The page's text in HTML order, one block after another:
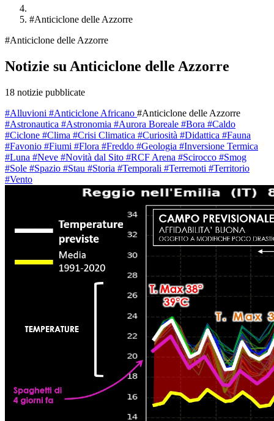
#Anticiclone delle Azzorre
#Anticiclone delle Azzorre
Notizie su Anticiclone delle Azzorre
18 notizie pubblicate
#Alluvioni #Anticiclone Africano #Anticiclone delle Azzorre
#Astronautica #Astronomia #Aurora Boreale #Bora #Caldo
#Ciclone #Clima #Crisi Climatica #Curiosità #Didattica #Fauna
#Favonio #Fiumi #Flora #Freddo #Geologia #Inversione Termica
#Luna #Neve #Novità dal Sito #RCF Arena #Scirocco #Smog
#Sole #Spazio #Stau #Storia #Temporali #Terremoti #Territorio
#Vento